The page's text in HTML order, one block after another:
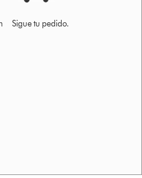
Sigue tu pedido.